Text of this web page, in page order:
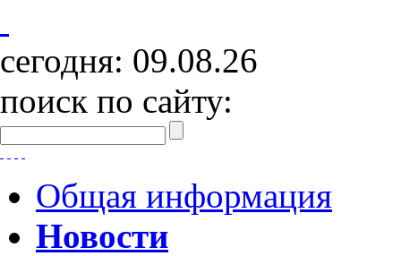
сегодня: 09.08.26
поиск по сайту:
Общая информация
Новости